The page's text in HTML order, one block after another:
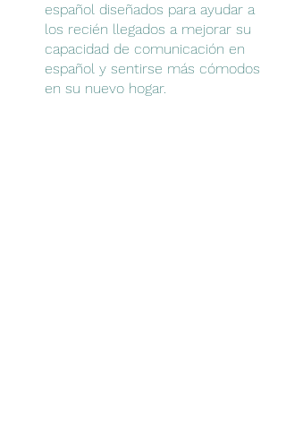
español diseñados para ayudar a
los recién llegados a mejorar su
capacidad de comunicación en
español y sentirse más cómodos
en su nuevo hogar.